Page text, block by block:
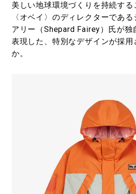
美しい地球環境づくりを持続する
〈オベイ〉のディレクターであ
アリー（Shepard Fairey）氏が独
表現した、特別なデザインが採用
か。